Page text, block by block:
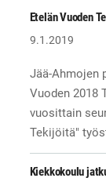
Etelän Vuoden
9.1.2019
Jää-Ahmojen
Vuoden 2018
vuosittain
Tekijöitä"
Kiekkokoulu